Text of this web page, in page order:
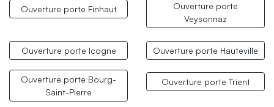
Ouverture porte Finhaut
Ouverture porte
Veysonnaz
Ouverture porte Icogne Ouverture porte Hauteville
Ouverture porte Bourg-
Saint-Pierre
Ouverture porte Trient